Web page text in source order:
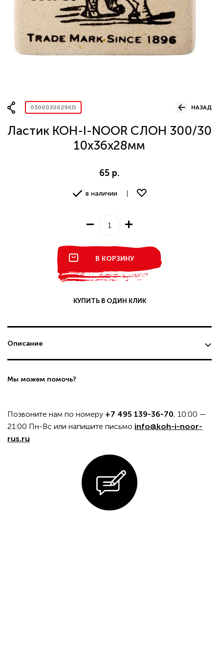
0300030029KD НАЗАД
Ластик KOH-I-NOOR СЛОН 300/30
10х36х28мм
65 р.
в наличии
В КОРЗИНУ
КУПИТЬ В ОДИН КЛИК
Описание
Мы можем помочь?
Позвоните нам по номеру +7 495 139-36-70, 10:00 —
21:00 Пн-Вс или напишите письмо info@koh-i-noor-
rus.ru
Вопрос по представительству